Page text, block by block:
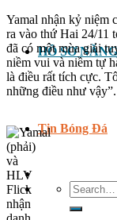
HỒ SƠ
Tin Bóng Đá
Search
for:
Yamal nhận kỷ niệm
ra vào thứ Hai 24/11
đã có một mùa giải
niềm vui và niềm tự
là điều rất tích cực.
những điều như vậy”.